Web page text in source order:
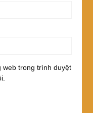
web trong trình duyệt